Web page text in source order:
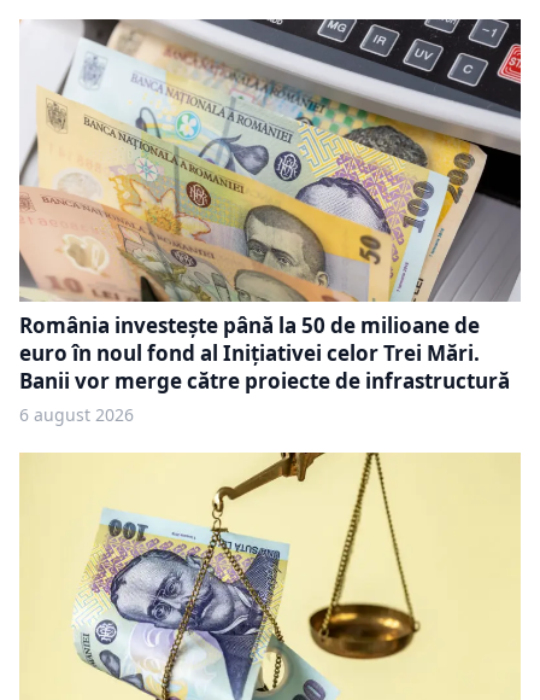
România investește până la 50 de milioane de
euro în noul fond al Inițiativei celor Trei Mări.
Banii vor merge către proiecte de infrastructură
6 august 2026